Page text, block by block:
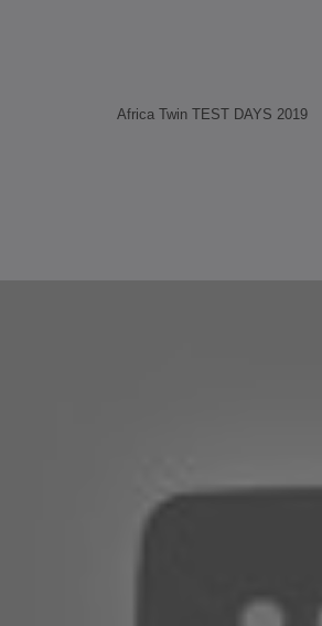
Africa Twin TEST DAYS 2019